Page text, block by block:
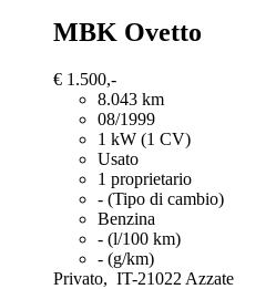
MBK Ovetto
€ 1.500,-
8.043 km
08/1999
1 kW (1 CV)
Usato
1 proprietario
- (Tipo di cambio)
Benzina
- (l/100 km)
- (g/km)
Privato, IT-21022 Azzate